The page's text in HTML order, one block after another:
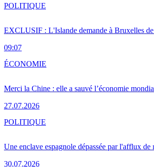
EXCLUSIF : L'Islande demande à Bruxelles
09:07
POLITIQUE
Merci la Chine : elle a sauvé l’économie
27.07.2026
ÉCONOMIE
Une enclave espagnole dépassée par l'afflux
30.07.2026
POLITIQUE